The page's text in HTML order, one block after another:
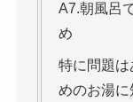
A7.朝風呂
め
特に問題
めのお湯に